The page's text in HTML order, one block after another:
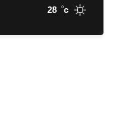
28 c